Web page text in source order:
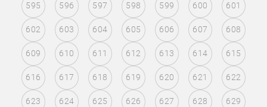
595 596 597 598 599 600 601
602 603 604 605 606 607 608
609 610 611 612 613 614 615
616 617 618 619 620 621 622
623 624 625 626 627 628 629